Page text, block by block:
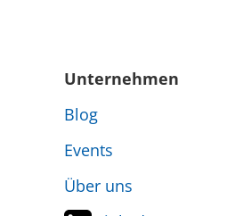
Unternehmen
Blog
Events
Über uns